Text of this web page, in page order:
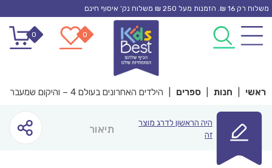
Skip
content
משלוח רק 16 ₪. הזמנות מעל 250 ₪ משלוח נק’ איסוף חינם
0
0
ראשי חנות ספרים הילדים האחרונים בעולם 4 – והיקום שמעבר
היה הראשון לדרג מוצר
זה
תיאור